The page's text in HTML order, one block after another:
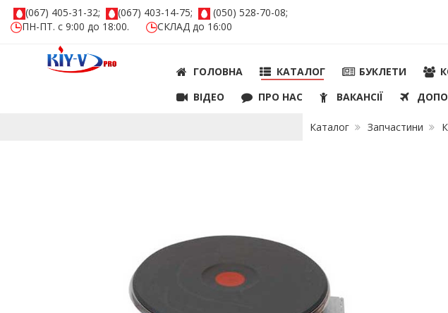
(067) 405-31-32; (067) 403-14-75;
(050) 528-70-08;
ПН-ПТ. с 9:00 до 18:00.
СКЛАД до 16:00
ГОЛОВНА КАТАЛОГ БУКЛЕТИ
ВIДЕО
ПРО НАС ВАКАНСІЇ
Каталог Запчастини